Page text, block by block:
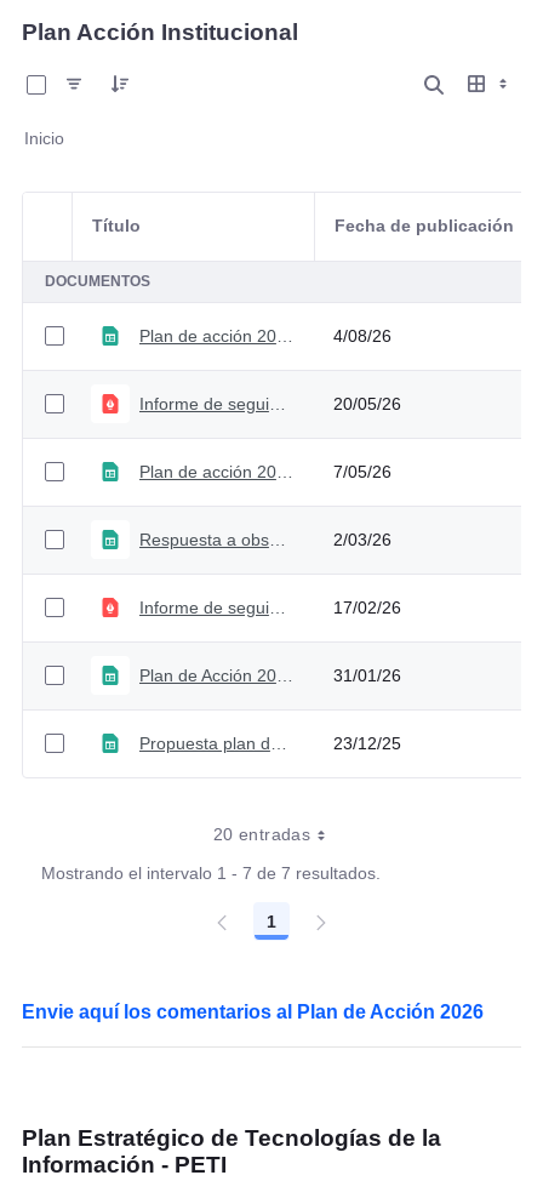
Plan Acción Institucional
Inicio
Selección del elemento
Título Fecha de publicación
DOCUMENTOS
Plan de acción 2026 V3 4/08/26
Informe de seguimiento al plan de acción 2026 - Primer trimestre 20/05/26
Plan de acción 2026 V2 7/05/26
Respuesta a observaciones de la ciudadanía para el plan de acción 2026 2/03/26
Informe de seguimiento al plan de acción 2025 - Cuarto trimestre 17/02/26
Plan de Acción 2026 V1 31/01/26
23/12/25
20 entradas
Mostrando el intervalo 1 - 7 de 7 resultados.
Página
1
Envie aquí los comentarios al Plan de Acción 2026
Plan Estratégico de Tecnologías de la
Información - PETI